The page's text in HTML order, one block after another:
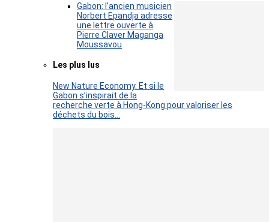
Gabon: l’ancien musicien
Norbert Epandja adresse
une lettre ouverte à
Pierre Claver Maganga
Moussavou
Les plus lus
New Nature Economy. Et si le
Gabon s’inspirait de la
recherche verte à Hong-Kong pour valoriser les
déchets du bois…